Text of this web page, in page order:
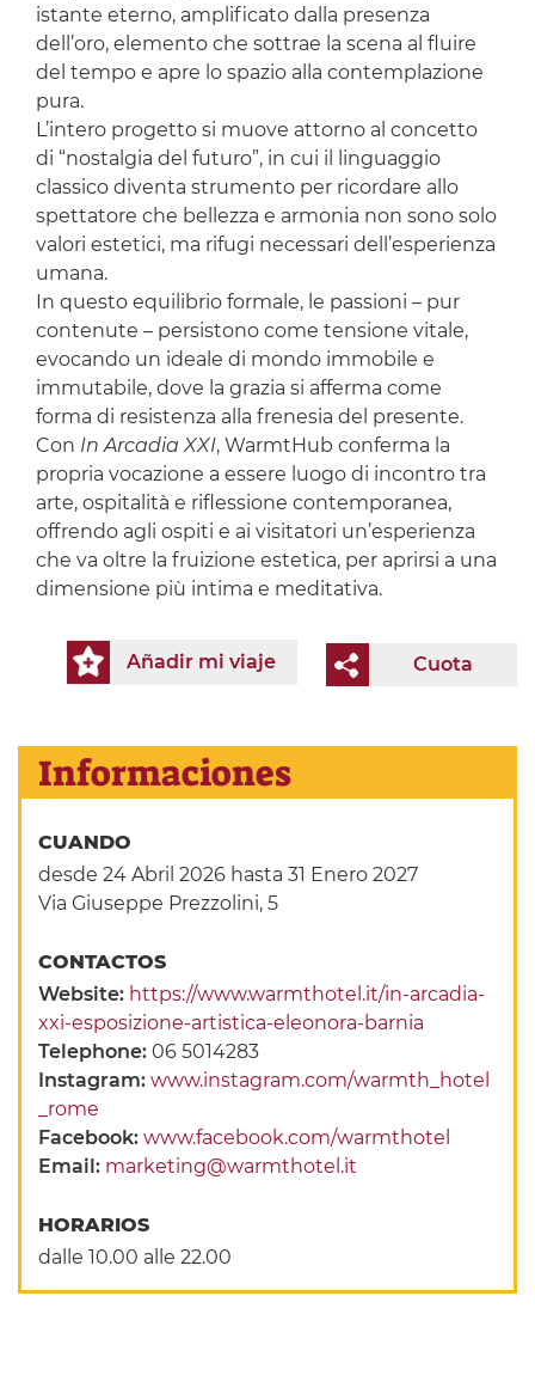
istante eterno, amplificato dalla presenza
dell’oro, elemento che sottrae la scena al fluire
del tempo e apre lo spazio alla contemplazione
pura.
L’intero progetto si muove attorno al concetto
di “nostalgia del futuro”, in cui il linguaggio
classico diventa strumento per ricordare allo
spettatore che bellezza e armonia non sono solo
valori estetici, ma rifugi necessari dell’esperienza
umana.
In questo equilibrio formale, le passioni – pur
contenute – persistono come tensione vitale,
evocando un ideale di mondo immobile e
immutabile, dove la grazia si afferma come
forma di resistenza alla frenesia del presente.
Con In Arcadia XXI, WarmtHub conferma la
propria vocazione a essere luogo di incontro tra
arte, ospitalità e riflessione contemporanea,
offrendo agli ospiti e ai visitatori un’esperienza
che va oltre la fruizione estetica, per aprirsi a una
dimensione più intima e meditativa.
Cuota
Añadir mi viaje
Informaciones
CUANDO
desde 24 Abril 2026 hasta 31 Enero 2027
Via Giuseppe Prezzolini, 5
CONTACTOS
Website: https://www.warmthotel.it/in-arcadia-
xxi-esposizione-artistica-eleonora-barnia
Telephone:06 5014283
Instagram:www.instagram.com/warmth_hotel
_rome
Facebook:www.facebook.com/warmthotel
Email: marketing@warmthotel.it
HORARIOS
dalle 10.00 alle 22.00